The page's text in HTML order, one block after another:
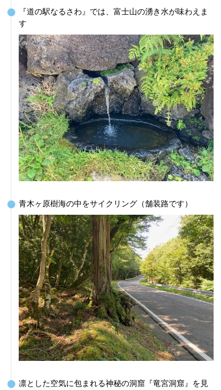
『道の駅なるさわ』では、富士山の湧き水が味わえま
す
青木ヶ原樹海の中をサイクリング（舗装路です）
凛とした空気に包まれる神秘の洞窟『竜宮洞窟』を見